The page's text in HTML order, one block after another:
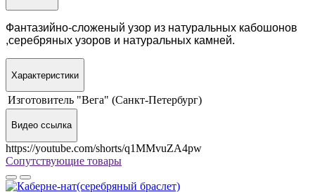
Фантазийно-сложеный узор из натуральных кабошонов
,серебряных узоров и натуральных камней.
Характеристики
Изготовитель "Вега" (Санкт-Петербург)
Видео ссылка
https://youtube.com/shorts/q1MMvuZA4pw
Сопутствующие товары